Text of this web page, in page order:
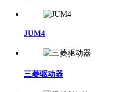
JUM4
三菱驱动器